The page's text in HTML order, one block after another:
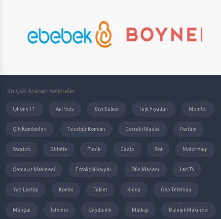
En Çok Aranan Kelimeler:
Iphone 11 AirPods Sıvı Sabun Tayt Fiyatları Monitör
Çift Kombinleri Tesettür Kombin Cerrahi Maske Parfüm
Swatch Gillette Tunik Casio Bot Motor Yağı
Çamaşır Makinesi Fotokobi Kağıdı Ofis Masası Led Tv
Yaz Lastiği Kombi Tablet Klima Cep Telefonu
Mangal İşlemci Çaydanlık Matkap Bulaşık Makinesi